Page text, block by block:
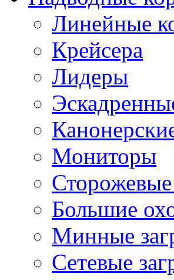
Линейные
Крейсера
Лидеры
Мониторы
Большие
Минные
Сетевые